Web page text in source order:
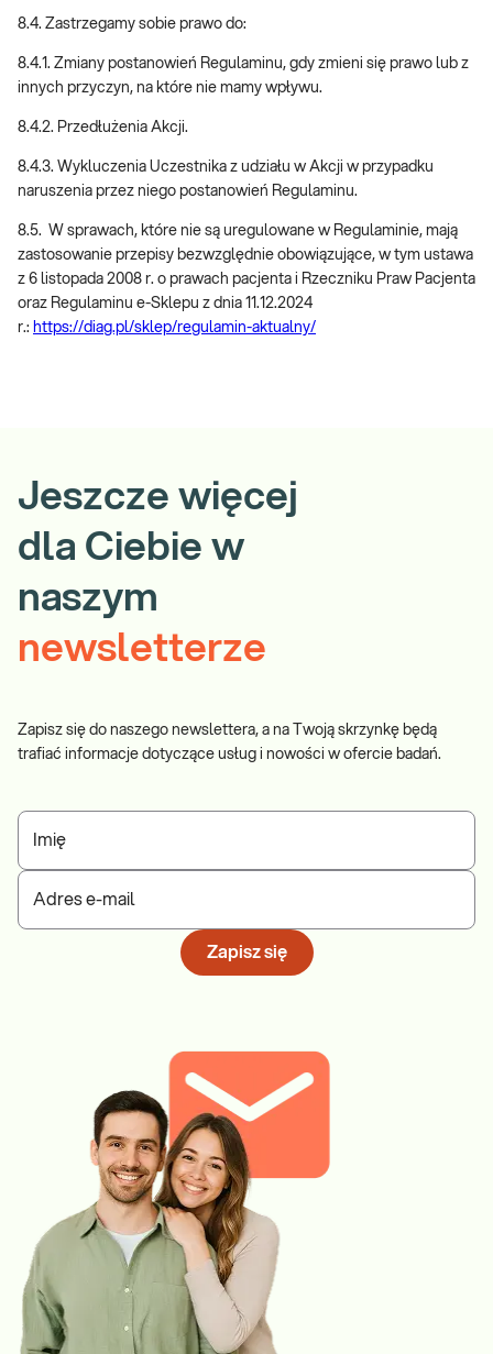
8.4. Zastrzegamy sobie prawo do:
8.4.1. Zmiany postanowień Regulaminu, gdy zmieni się prawo lub z
innych przyczyn, na które nie mamy wpływu.
8.4.2. Przedłużenia Akcji.
8.4.3. Wykluczenia Uczestnika z udziału w Akcji w przypadku
naruszenia przez niego postanowień Regulaminu.
8.5. W sprawach, które nie są uregulowane w Regulaminie, mają
zastosowanie przepisy bezwzględnie obowiązujące, w tym ustawa
z 6 listopada 2008 r. o prawach pacjenta i Rzeczniku Praw Pacjenta
oraz Regulaminu e-Sklepu z dnia 11.12.2024
r.: https://diag.pl/sklep/regulamin-aktualny/
Jeszcze więcej
dla Ciebie w
naszym
newsletterze
Zapisz się do naszego newslettera, a na Twoją skrzynkę będą
trafiać informacje dotyczące usług i nowości w ofercie badań.
Imię
Adres e-mail
Zapisz się